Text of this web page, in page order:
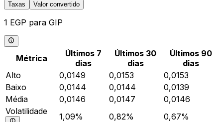
Taxas Valor convertido
1 EGP para GIP
Métrica
Últimos 7
dias
Últimos 30
dias
Últimos 90
dias
Alto
0,0149 0,0153
0,0153
Baixo
0,0144 0,0144
0,0139
Média
0,0146 0,0147
0,0146
Volatilidade
1,09% 0,82% 0,67%